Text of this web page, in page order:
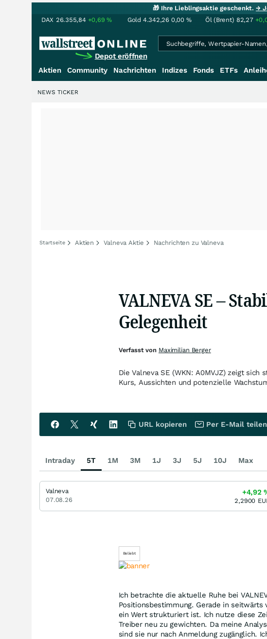
🎁 Ihre Lieblingsaktie geschenkt.→
DAX 26.355,84 +0,69% Gold 4.342,26 0,00 % Öl (Brent) 82,27
Depot eröffnen
Aktien Community Nachrichten Indizes Fonds ETFs
NEWS TICKER
Startseite Aktien Valneva Aktie Nachrichten zu Valneva
VALNEVA SE –
Gelegenheit
Die Valneva SE (WKN: A0MVJZ) zeigt
Kurs, Aussichten und potenzielle
Beliebt
Ich betrachte die aktuelle Ruhe bei
Positionsbestimmung. Gerade in
ein Wert strukturiert ist. Ich nutze diese
Treiber neu zu gewichten. Da meine
sind sie nur nach Anmeldung zugänglich.
Verfasst von Maximilian Berger
URL kopieren Per E-Mail teilen
Intraday 5T 1M 3M 1J 3J 5J 10J Max
Valneva
07.08.26
+4,92
2,2900